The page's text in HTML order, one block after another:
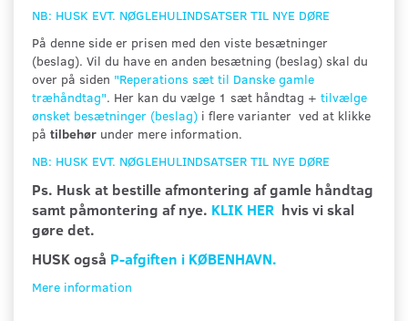
NB: HUSK EVT. NØGLEHULINDSATSER TIL NYE DØRE
På denne side er prisen med den viste besætninger
(beslag). Vil du have en anden besætning (beslag) skal du
over på siden "Reperations sæt til Danske gamle
træhåndtag". Her kan du vælge 1 sæt håndtag + tilvælge
ønsket besætninger (beslag) i flere varianter ved at klikke
på tilbehør under mere information.
NB: HUSK EVT. NØGLEHULINDSATSER TIL NYE DØRE
Ps. Husk at bestille afmontering af gamle håndtag
samt påmontering af nye. KLIK HER hvis vi skal
gøre det.
HUSK også P-afgiften i KØBENHAVN.
Mere information